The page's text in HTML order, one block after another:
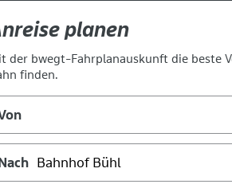
planen
der bwegt-Fahrplanauskunft die beste
finden.